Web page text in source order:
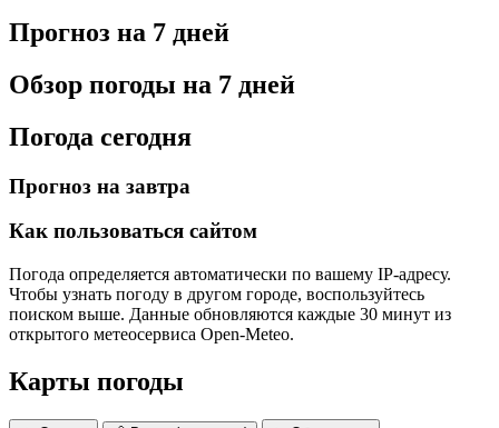
Прогноз на 7 дней
Обзор погоды на 7 дней
Погода сегодня
Прогноз на завтра
Как пользоваться сайтом
Погода определяется автоматически по вашему IP-адресу.
Чтобы узнать погоду в другом городе, воспользуйтесь
поиском выше. Данные обновляются каждые 30 минут из
открытого метеосервиса Open-Meteo.
Карты погоды